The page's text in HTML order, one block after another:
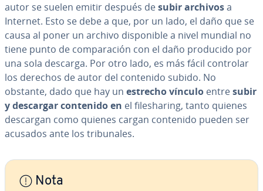
autor se suelen emitir después desubirarchivosa
Internet. Esto se debe a que, por un lado, el daño que se
causa al poner un archivo di­s­po­ni­ble a nivel mundial no
tiene punto de co­m­pa­ra­ción con el daño producido por
una sola descarga. Por otro lado, es más fácil controlar
los derechos de autor del contenido subido. No
obstante, dado que hay un estrecho vínculo entresubir
y descargar contenido en el fi­le­sha­ri­ng, tanto quienes
descargan como quienes cargan contenido pueden ser
acusados ante los tri­bu­na­les.
Nota